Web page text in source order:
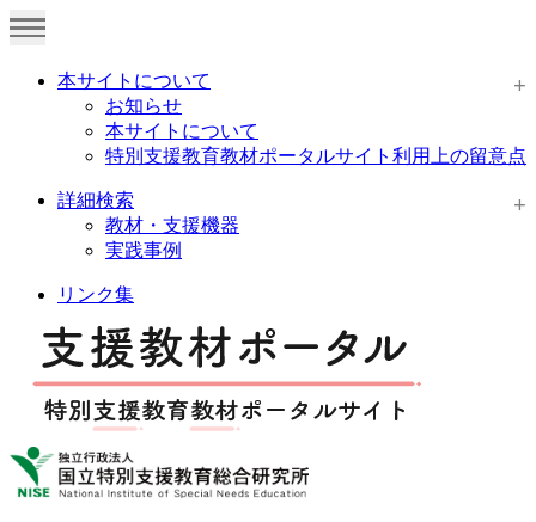
本サイトについて
お知らせ
本サイトについて
特別支援教育教材ポータルサイト利用上の留意点
詳細検索
教材・支援機器
実践事例
リンク集